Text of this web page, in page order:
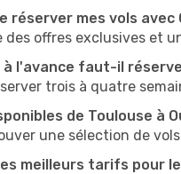
réserver mes vols avec
des offres exclusives et
à l'avance faut-il
trois à quatre
de Toulouse à
une sélection de
meilleurs tarifs pour